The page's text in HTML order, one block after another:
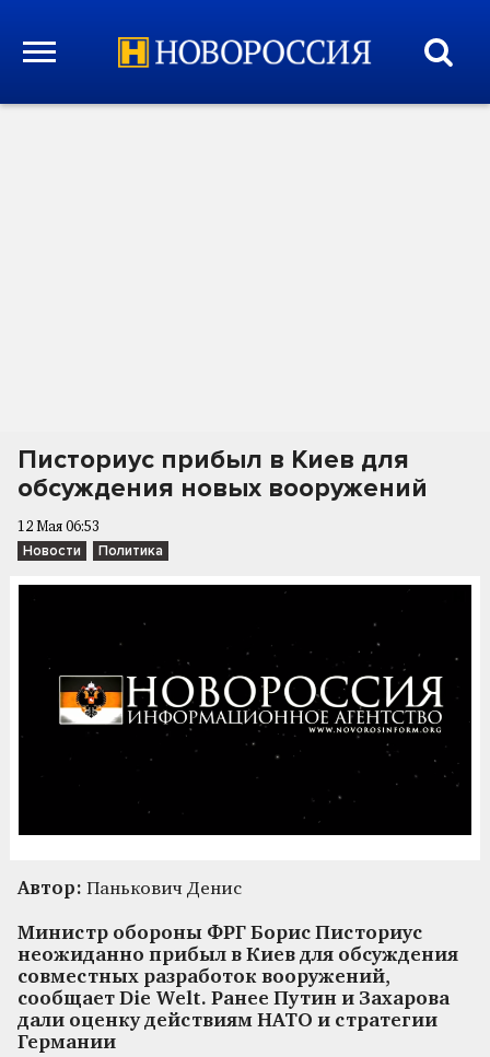
Писториус прибыл в Киев для
обсуждения новых вооружений
12 Мая 06:53
Новости Политика
Автор: Панькович Денис
Министр обороны ФРГ Борис Писториус
неожиданно прибыл в Киев для обсуждения
совместных разработок вооружений,
сообщает Die Welt. Ранее Путин и Захарова
дали оценку действиям НАТО и стратегии
Германии